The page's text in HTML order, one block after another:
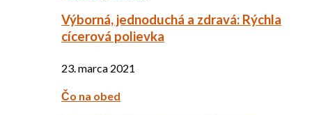
Výborná, jednoduchá a zdravá: Rýchla
cícerová polievka
23. marca 2021
Čo na obed